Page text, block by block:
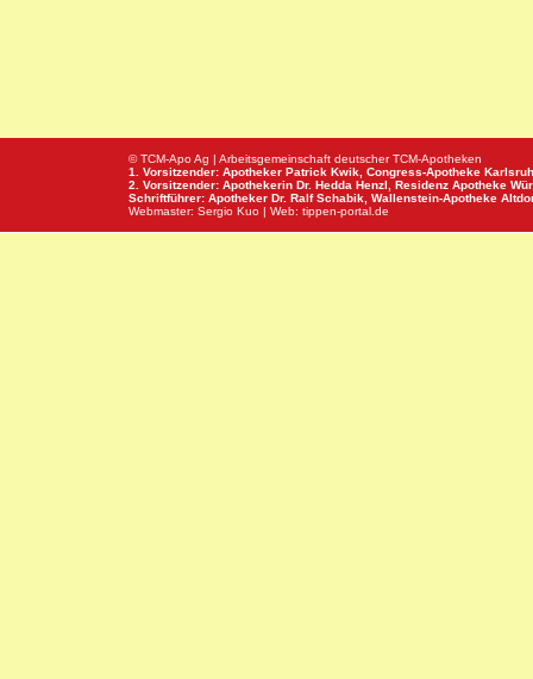
© TCM-Apo Ag | Arbeitsgemeinschaft deutscher TCM-Apotheken
1. Vorsitzender: Apotheker Patrick Kwik, Congress-Apotheke
2. Vorsitzender: Apothekerin Dr. Hedda Henzl, Residenz Apotheke
Schriftführer: Apotheker Dr. Ralf Schabik, Wallenstein-Apotheke
Webmaster: Sergio Kuo | Web: tippen-portal.de